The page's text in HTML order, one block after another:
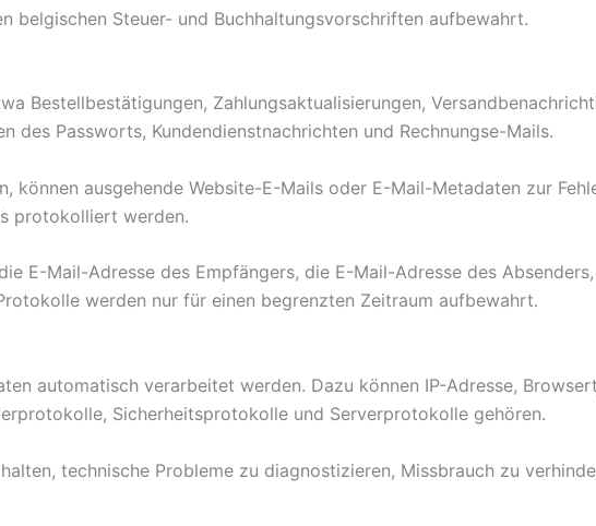
belgischen Steuer- und Buchhaltungsvorschriften aufbewahrt.
Bestellbestätigungen, Zahlungsaktualisierungen,
des Passworts, Kundendienstnachrichten und Rechnungse-Mails.
können ausgehende Website-E-Mails oder E-Mail-Metadaten zur
protokolliert werden.
E-Mail-Adresse des Empfängers, die E-Mail-Adresse des
werden nur für einen begrenzten Zeitraum aufbewahrt.
automatisch verarbeitet werden. Dazu können IP-Adresse,
Sicherheitsprotokolle und Serverprotokolle gehören.
technische Probleme zu diagnostizieren, Missbrauch zu